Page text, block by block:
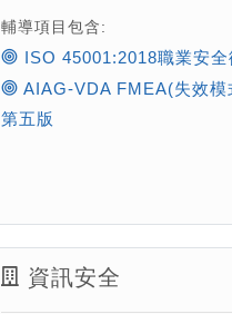
輔導項目包含:
ISO 45001:2018職業安
AIAG-VDA FMEA(失效模
第五版
資訊安全